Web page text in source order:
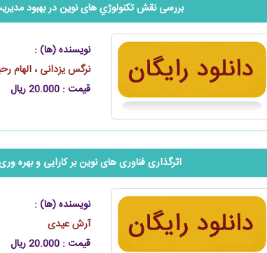
بررسی نقش تكنولوژي‌‌‌‌‌‌ های نوين در بهبود
نویسنده (ها) :
نرگس یزدانی ، الهام
قیمت : 20.000 ریال
اثرگذاری فناوری ‌های نوین بر کارایی و بهره‌
نویسنده (ها) :
آرش عیدی
قیمت : 20.000 ریال